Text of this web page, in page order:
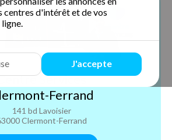
centres d'intérêt et de vos
J'accepte
Services
Ferrand
141 bd Lavoisier
Clermont-Ferrand